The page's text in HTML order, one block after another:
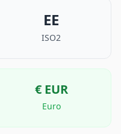
EE
ISO2
€ EUR
Euro